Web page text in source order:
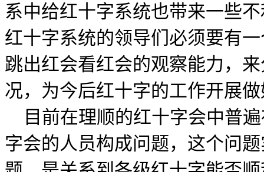
系中给红十字系统也带来一些
红十字系统的领导们必须要有
跳出红会看红会的观察能力，
况，为今后红十字的工作开展
目前在理顺的红十字会中普
字会的人员构成问题，这个问